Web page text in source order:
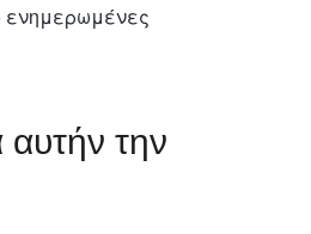
ενημερωμένες
αυτήν την